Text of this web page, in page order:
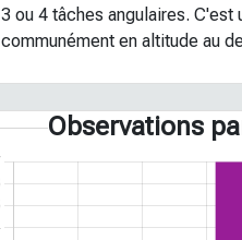
3 ou 4 tâches angulaires. C'est
communément en altitude au
Observations